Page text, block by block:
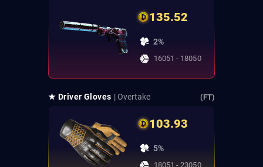
135.52
2%
16051 - 18050
★ Driver Gloves | Overtake (FT)
103.93
5%
18051 - 23050